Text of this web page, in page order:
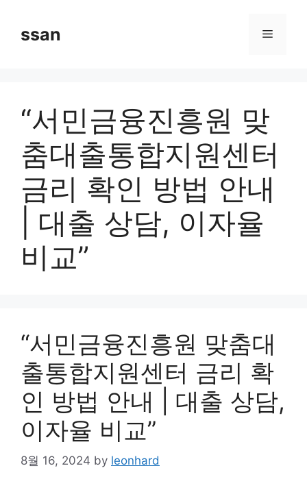
contentssan Menu
“서민금융진흥원 맞
춤대출통합지원센터
금리 확인 방법 안내
| 대출 상담, 이자율
비교”
“서민금융진흥원 맞춤대
출통합지원센터 금리 확
인 방법 안내 | 대출 상담,
이자율 비교”
8월 16, 2024 by leonhard